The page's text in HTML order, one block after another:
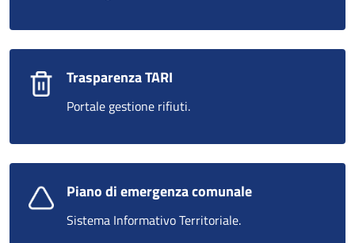
Trasparenza TARI
Portale gestione rifiuti.
Piano di emergenza comunale
Sistema Informativo Territoriale.